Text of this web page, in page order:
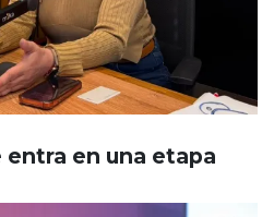
entra en una etapa